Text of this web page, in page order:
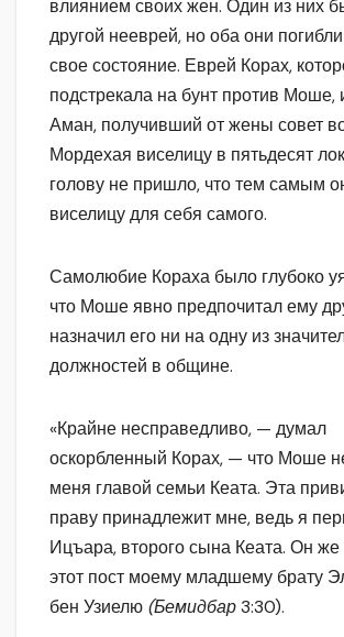
влиянием своих жен. Один из них
другой нееврей, но оба они
свое состояние. Еврей Корах,
подстрекала на бунт против Моше,
Аман, получивший от жены совет
Мордехая виселицу в пятьдесят
голову не пришло, что тем самым
виселицу для себя самого.
Самолюбие Кораха было глубоко
что Моше явно предпочитал ему
назначил его ни на одну из
должностей в общине.
«Крайне несправедливо, — думал
оскорбленный Корах, — что Моше
меня главой семьи Кеата. Эта
праву принадлежит мне, ведь я
Ицъара, второго сына Кеата. Он
этот пост моему младшему брату
бен Узиелю (Бемидбар3:30).